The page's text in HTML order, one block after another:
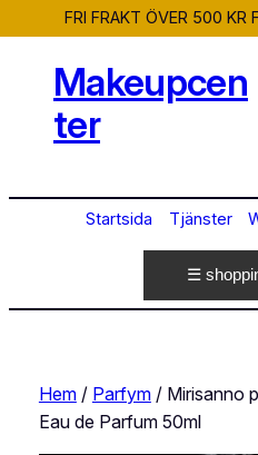
FRI FRAKT ÖVER 500 KR
innehållMakeupcen
ter
Startsida Tjänster
☰
Hem/ Parfym/ Mirisanno
Eau de Parfum 50ml